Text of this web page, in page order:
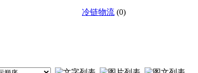
冷链物流 (0)